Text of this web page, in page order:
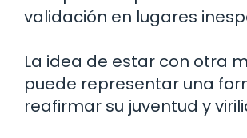
validación en lugares
La idea de estar con otra
puede representar una
reafirmar su juventud y